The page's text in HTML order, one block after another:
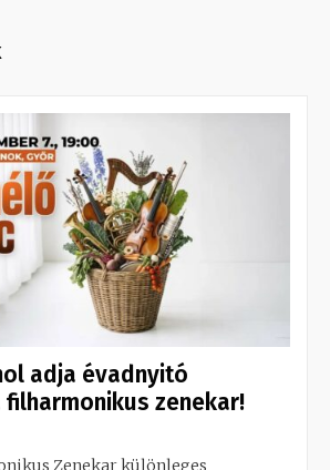
adja évadnyitó
zenekar!
Zenekar különleges